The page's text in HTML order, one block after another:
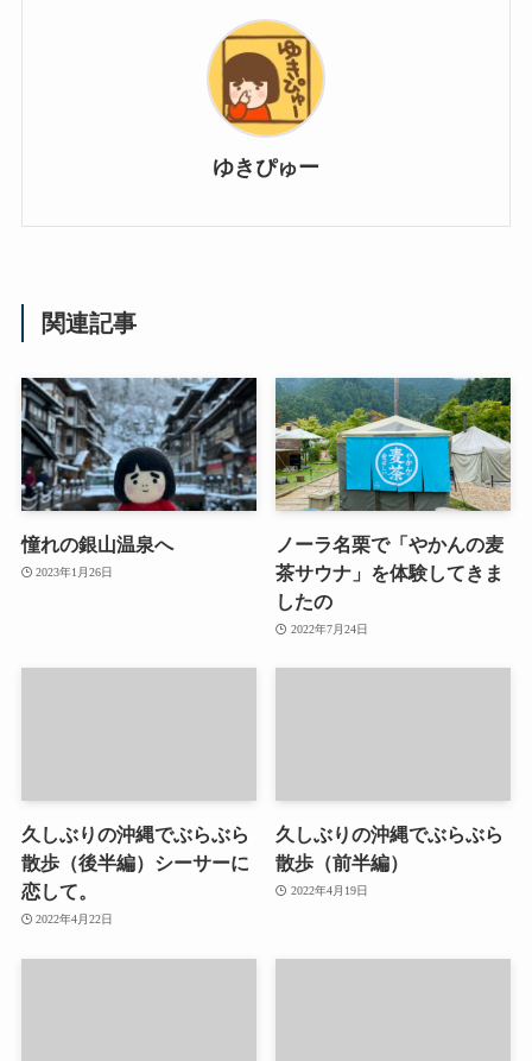
ゆきぴゅー
関連記事
憧れの銀山温泉へ
2023年1月26日
ノーラ名栗で「やかんの麦
茶サウナ」を体験してきま
したの
2022年7月24日
久しぶりの沖縄でぶらぶら
散歩（後半編）シーサーに
恋して。
2022年4月22日
久しぶりの沖縄でぶらぶら
散歩（前半編）
2022年4月19日